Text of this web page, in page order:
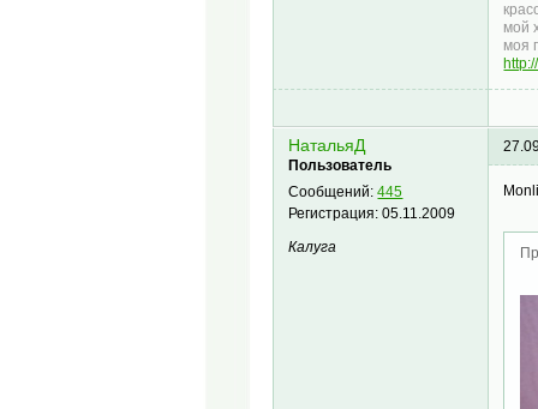
мой
моя
НатальяД
Пользователь
Сообщений:445
Регистрация:05.11.2009
Калуга